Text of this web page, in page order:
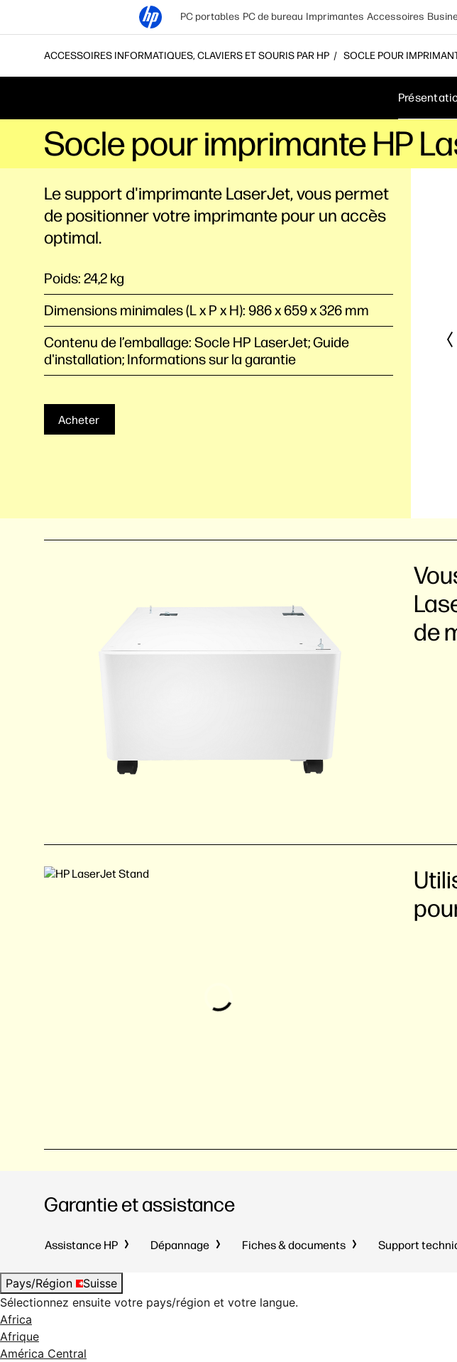
PC portables PC de bureau Imprimantes Accessoires
ACCESSOIRES INFORMATIQUES, CLAVIERS ET SOURIS PAR HP SOCLE POUR
Socle pour imprimante HP
Le support d'imprimante LaserJet, vous permet
de positionner votre imprimante pour un accès
optimal.
Poids: 24,2 kg
Dimensions minimales (L x P x H): 986 x 659 x 326 mm
Contenu de l’emballage: Socle HP LaserJet; Guide
d'installation; Informations sur la garantie
Acheter
de
Garantie et assistance
Assistance HP Dépannage Fiches & documents Support
Pays/Région
Suisse
Sélectionnez ensuite votre pays/région et votre langue.
Africa
Afrique
América Central